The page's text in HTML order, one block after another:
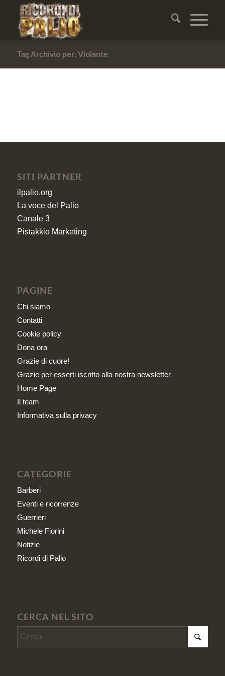
Tag Archivio per: Violante
SITI PARTNER
ilpalio.org
La voce del Palio
Canale 3
Pistakkio Marketing
PAGINE
Chi siamo
Contatti
Cookie policy
Dona ora
Grazie di cuore!
Grazie per esserti iscritto alla nostra newsletter
Home Page
Il team
Informativa sulla privacy
CATEGORIE
Barberi
Eventi e ricorrenze
Guerrieri
Michele Fiorini
Notizie
Ricordi di Palio
CERCA NEL SITO